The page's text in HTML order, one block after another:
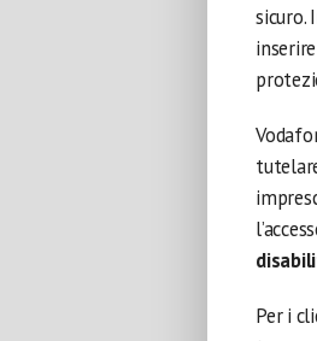
sicuro.
Per i